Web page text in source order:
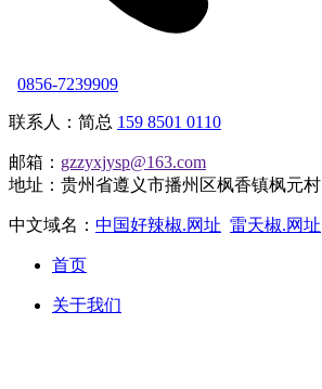
0856-7239909
联系人：简总 159 8501 0110
邮箱： gzzyxjysp@163.com
地址：贵州省遵义市播州区枫香镇枫元村
中文域名： 中国好辣椒.网址 雷天椒.网址
首页
关于我们